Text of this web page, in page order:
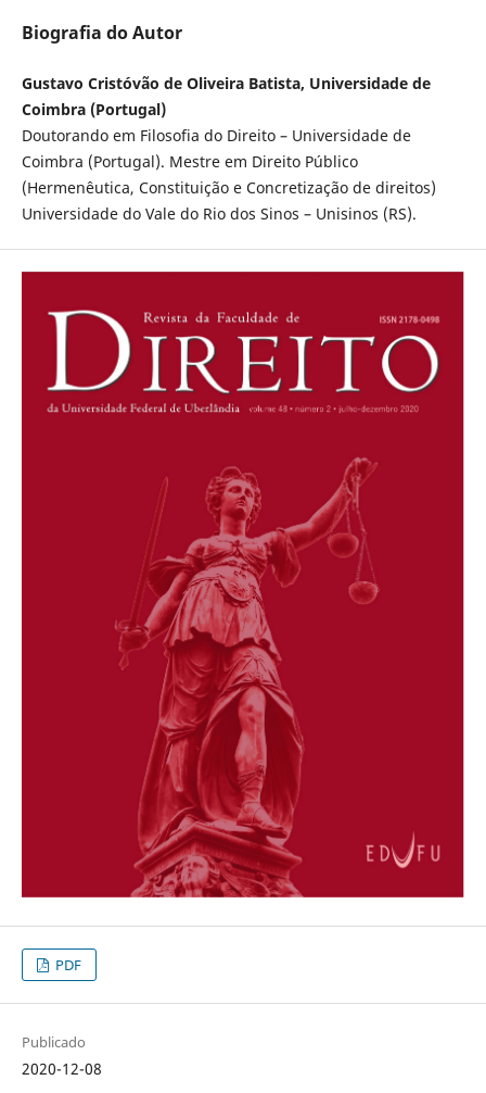
Biografia do Autor
Gustavo Cristóvão de Oliveira Batista, Universidade de
Coimbra (Portugal)
Doutorando em Filosofia do Direito – Universidade de
Coimbra (Portugal). Mestre em Direito Público
(Hermenêutica, Constituição e Concretização de direitos)
Universidade do Vale do Rio dos Sinos – Unisinos (RS).
PDF
Publicado
2020-12-08